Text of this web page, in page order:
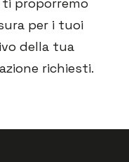
per i tuoi
della tua
richiesti.